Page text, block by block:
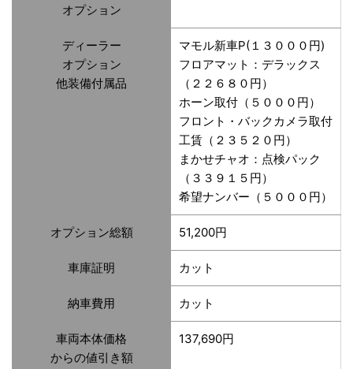
オプション
ディーラー
オプション
他装備付属品
マモル新車P(１３０００円)
フロアマット：デラックス
（２２６８０円）
ホーン取付（５０００円）
フロント・バックカメラ取付
工賃（２３５２０円）
まかせチャオ：点検パック
（３３９１５円）
希望ナンバー（５０００円）
オプション総額 51,200円
車庫証明 カット
納車費用 カット
車両本体価格
からの値引き額
137,690円